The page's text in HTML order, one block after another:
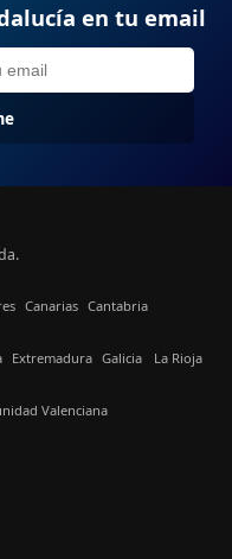
en tu email
Canarias Cantabria
Extremadura Galicia La Rioja
Valenciana